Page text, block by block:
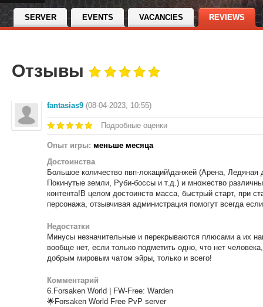
SERVER EVENTS VACANCIES REVIEWS
Отзывы
fantasias9 (08-04-2023, 10:55)
Подробные оценки
Опыт игры: меньше месяца
Достоинства
Большое количество пвп-локаций\данжей (Арена,
Покинутые земли, Руби-боссы и т.д.) и множество
контента!В целом достоинств масса, быстрый старт, при
персонажа, отзывчивая администрация помогут всегда
Недостатки
Минусы незначительные и перекрываются плюсами а их
вообще нет, если только подметить одно, что нет
добрым мировым чатом эйры, только и всего!
Комментарий
6.Forsaken World | FW-Free: Warden
🌟Forsaken World Free PvP server